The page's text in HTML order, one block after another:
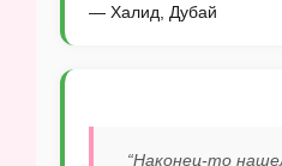
— Халид, Дубай
“Наконец-то